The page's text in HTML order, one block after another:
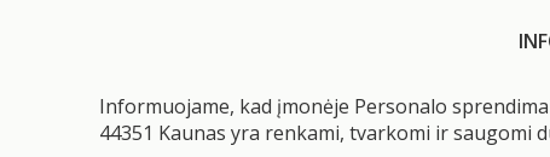
Informuojame, kad įmonėje Personalo
44351 Kaunas yra renkami, tvarkomi ir saugomi